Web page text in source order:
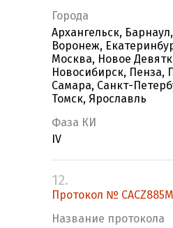
Города
Архангельск,
Воронеж,
Москва, Новое
Новосибирск, Пенза,
Самара, Санкт-
Томск, Ярославль
Фаза КИ
IV
12.
Протокол №
Название протокола